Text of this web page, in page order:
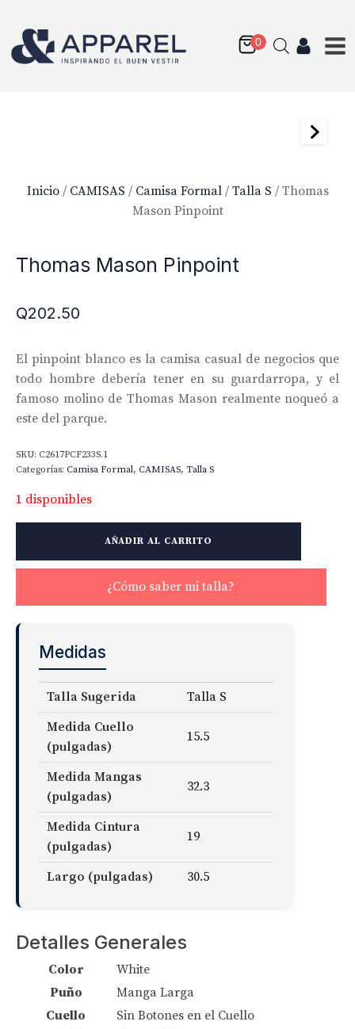
Inicio/ CAMISAS / Camisa Formal/ Talla S / Thomas
Mason Pinpoint
Thomas Mason Pinpoint
Q202.50
El pinpoint blanco es la camisa casual de negocios que
todo hombre debería tener en su guardarropa, y el
famoso molino de Thomas Mason realmente noqueó a
este del parque.
SKU: C2617PCF233S.1
Categorías: Camisa Formal, CAMISAS, Talla S
1 disponibles
Pinpoint
AÑADIR AL CARRITO
¿Cómo saber mi talla?
Medidas
Talla Sugerida
Talla S
Medida Cuello
(pulgadas)
15.5
Medida Mangas
(pulgadas)
32.3
Medida Cintura
(pulgadas)
19
Largo (pulgadas) 30.5
Detalles Generales
Color
White
Puño
Manga Larga
Cuello
Sin Botones en el Cuello